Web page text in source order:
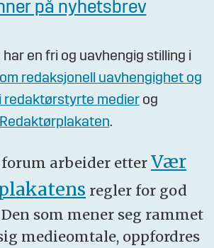
på nyhetsbrev
har en fri og uavhengig stilling i
om redaksjonell uavhengighet og
redaktørstyrte medier og
Redaktørplakaten.
forum arbeider etter Vær
regler for god
som mener seg rammet
medieomtale, oppfordres